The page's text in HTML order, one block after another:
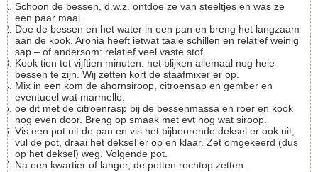
Schoon de bessen, d.w.z. ontdoe ze van steeltjes en was ze
een paar maal.
Doe de bessen en het water in een pan en breng het langzaam
aan de kook. Aronia heeft ietwat taaie schillen en relatief weinig
sap – of andersom: relatief veel vaste stof.
Kook tien tot vijftien minuten. het blijken allemaal nog hele
bessen te zijn. Wij zetten kort de staafmixer er op.
Mix in een kom de ahornsiroop, citroensap en gember en
eventueel wat marmello.
oe dit met de citroenrasp bij de bessenmassa en roer en kook
nog even door. Breng op smaak met evt nog wat siroop.
Vis een pot uit de pan en vis het bijbeorende deksel er ook uit,
vul de pot, draai het deksel er op en klaar. Zet omgekeerd (dus
op het deksel) weg. Volgende pot.
Na een kwartier of langer, de potten rechtop zetten.